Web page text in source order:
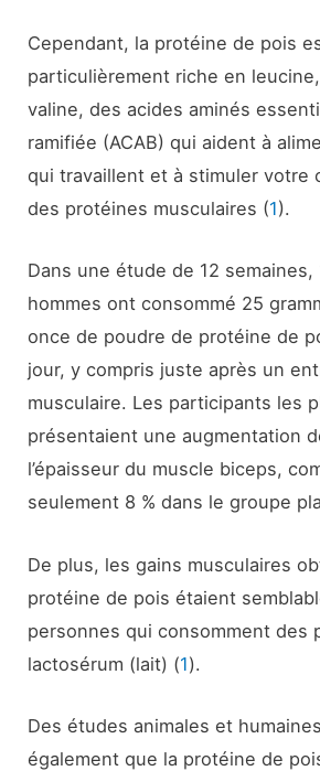
Cependant, la protéine de pois
particulièrement riche en
valine, des acides aminés
ramifiée (ACAB) qui aident à
qui travaillent et à stimuler votre
des protéines musculaires (1).
Dans une étude de 12 semaines,
hommes ont consommé 25
once de poudre de protéine de
jour, y compris juste après un
musculaire. Les participants les
présentaient une augmentation
l’épaisseur du muscle biceps,
seulement 8 % dans le groupe
De plus, les gains musculaires
protéine de pois étaient
personnes qui consomment des
lactosérum (lait) (1).
Des études animales et
également que la protéine de